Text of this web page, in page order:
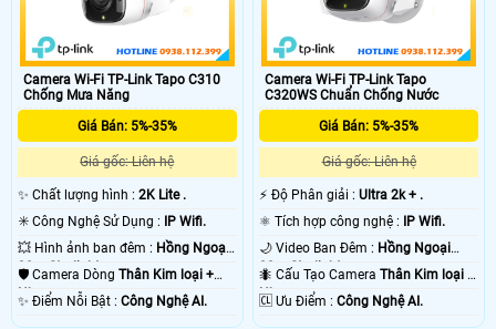
Camera Wi-Fi TP-Link Tapo C310
Chống Mưa Năng
Giá Bán: 5%-35%
Giá gốc: Liên hệ
✨ Chất lượng hình : 2K Lite .
✳️ Công Nghệ Sử Dụng : IP Wifi.
💥 Hình ảnh ban đêm : Hồng Ngoại
30m Starlight.
🛡 Camera Dòng Thân Kim loại +
Nhựa.
️✨ Điểm Nỗi Bật : Công Nghệ AI.
Camera Wi-Fi TP-Link Tapo
C320WS Chuẩn Chống Nước
Giá Bán: 5%-35%
Giá gốc: Liên hệ
️⚡ Độ Phân giải :Ultra 2k + .
⚛️ Tích hợp công nghệ : IP Wifi.
🌙 Video Ban Đêm : Hồng Ngoại
30m Starlight.
🐜 Cấu Tạo CameraThân Kim loại +
Nhựa.
️🆑 Ưu Điểm :Công Nghệ AI.